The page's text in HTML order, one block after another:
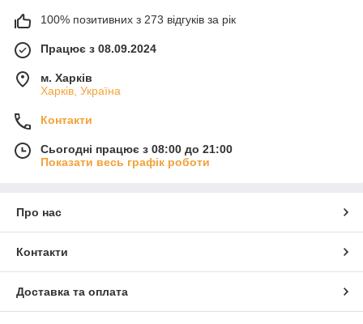
100% позитивних з 273 відгуків за рік
Працює з 08.09.2024
м. Харків
Харків, Україна
Контакти
Сьогодні працює з 08:00 до 21:00
Показати весь графік роботи
Про нас
Контакти
Доставка та оплата